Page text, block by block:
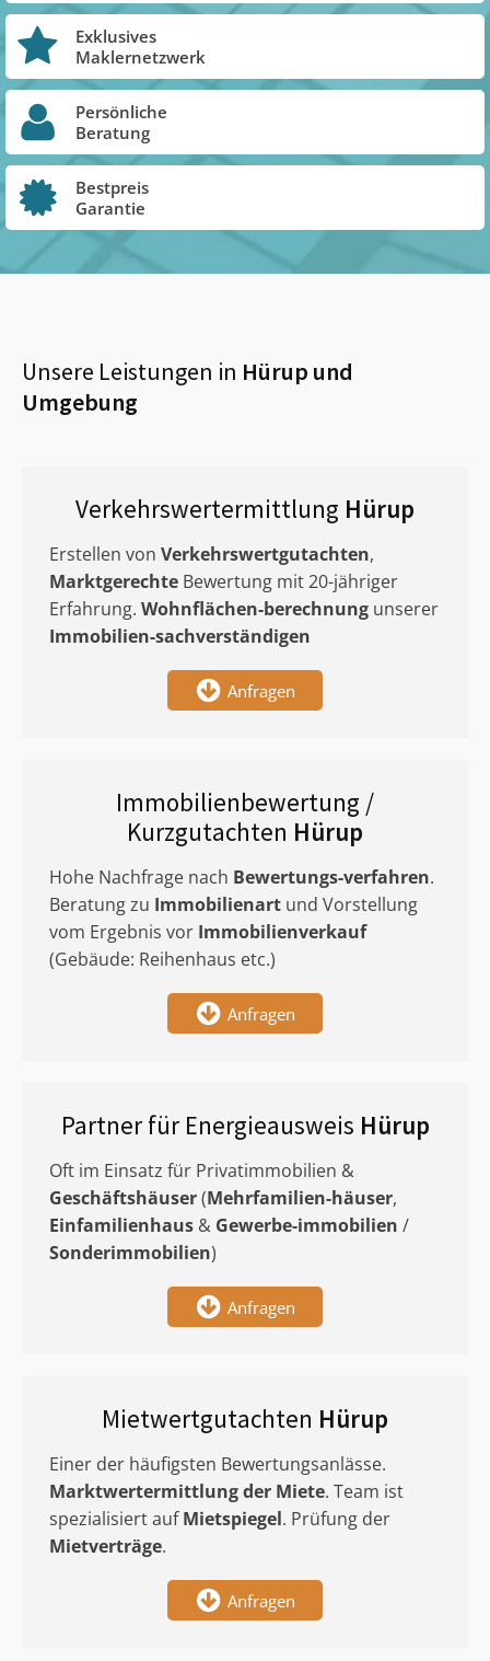
Exklusives
Maklernetzwerk
Persönliche
Beratung
Bestpreis
Garantie
Unsere Leistungen in Hürup und
Umgebung
Verkehrswertermittlung Hürup
Erstellen von Verkehrswertgutachten,
Marktgerechte Bewertung mit 20-jähriger
Erfahrung. Wohnflächen-berechnung unserer
Immobilien-sachverständigen
Anfragen
Immobilienbewertung /
Kurzgutachten Hürup
Hohe Nachfrage nach Bewertungs-verfahren.
Beratung zu Immobilienart und Vorstellung
vom Ergebnis vor Immobilienverkauf
(Gebäude: Reihenhaus etc.)
Anfragen
Partner für Energieausweis Hürup
Oft im Einsatz für Privatimmobilien &
Geschäftshäuser(Mehrfamilien-häuser,
Einfamilienhaus & Gewerbe-immobilien /
Sonderimmobilien)
Anfragen
Mietwertgutachten Hürup
Einer der häufigsten Bewertungsanlässe.
Marktwertermittlungder Miete. Team ist
spezialisiert aufMietspiegel. Prüfung der
Mietverträge.
Anfragen